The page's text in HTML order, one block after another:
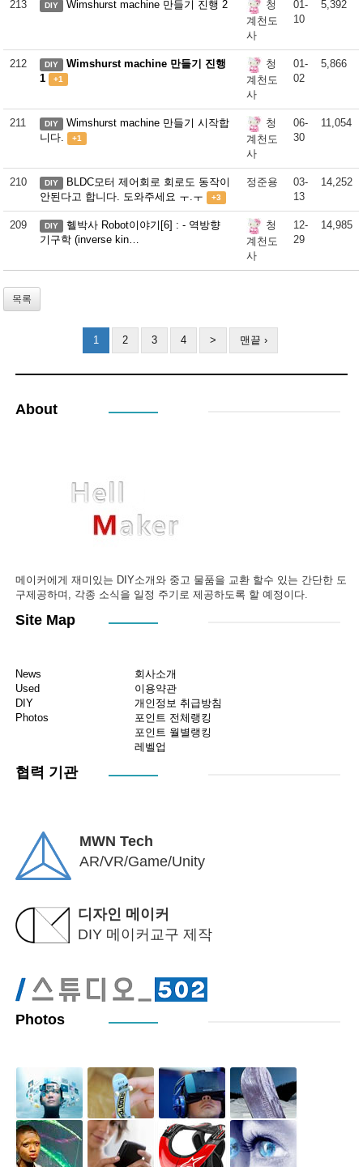
213 DIY Wimshurst machine 만들기 진행 2
청
계천도
사
01-
10
5,392
212 DIY
Wimshurst machine 만들기 진행
1
+1
청
계천도
사
01-
02
5,866
211 DIY
Wimshurst machine 만들기 시작합
니다.
+1
청
계천도
사
06-
30
11,054
210 DIY
BLDC모터 제어회로 회로도 동작이
안된다고 합니다. 도와주세요 ㅜ.ㅜ
+3
정준용
03-
13
14,252
209 DIY
헬박사 Robot이야기[6] : - 역방향
기구학 (inverse kin…
청
계천도
사
12-
29
14,985
목록
1 2 3 4 > 맨끝 ›
About
메이커에게 재미있는 DIY소개와 중고 물품을 교환 할수 있는 간단한 도
구제공하며, 각종 소식을 일정 주기로 제공하도록 할 예정이다.
Site Map
News
Used
DIY
Photos
회사소개
이용약관
개인정보 취급방침
포인트 전체랭킹
포인트 월별랭킹
레벨업
협력 기관
MWN Tech
AR/VR/Game/Unity
디자인 메이커
DIY 메이커교구 제작
Photos